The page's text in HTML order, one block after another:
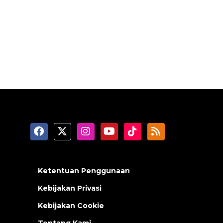
Ketentuan Penggunaan
Kebijakan Privasi
Kebijakan Cookie